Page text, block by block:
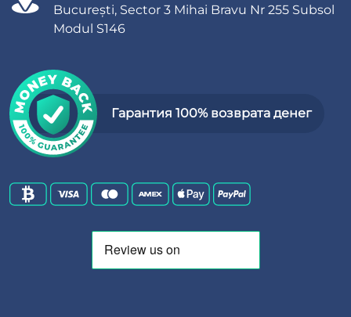
București, Sector 3 Mihai Bravu Nr 255 Subsol
Modul S146
Гарантия 100% возврата денег